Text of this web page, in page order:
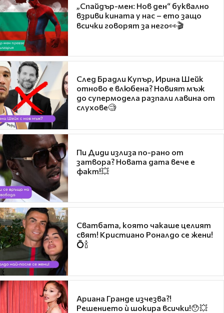
„Спайдър-мен: Нов ден“ буквално
взриви кината у нас – ето защо
всички говорят за него👀🎬
След Брадли Купър, Ирина Шейк
отново е влюбена? Новият мъж
до супермодела разпали лавина от
слухове🧐
Пи Диди излиза по-рано от
затвора? Новата дата вече е
факт!💥
Сватбата, която чакаше целият
свят! Кристиано Роналдо се жени!
💍🍾
Ариана Гранде изчезва?!
Решението ѝ шокира всички!😯💥